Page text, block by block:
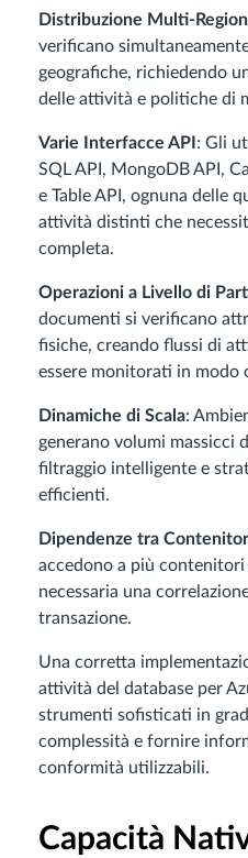
Distribuzione Multi-
verificano
geografiche, richiedendo
delle attività e politiche di
Varie Interfacce API : Gli
SQL API, MongoDB API,
e Table API, ognuna delle
attività distinti che
completa.
Operazioni a Livello di
documenti si verificano
fisiche, creando flussi di
essere monitorati in modo
Dinamiche di Scala:
generano volumi massicci
filtraggio intelligente e
efficienti.
Dipendenze tra
accedono a più contenitori
necessaria una
transazione.
Una corretta
attività del database per
strumenti sofisticati in
complessità e fornire
conformità utilizzabili.
Capacità